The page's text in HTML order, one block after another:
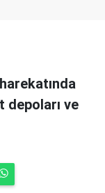
depoları ve